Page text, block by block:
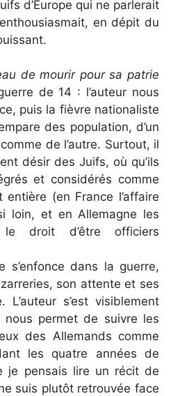
d’Europe qui ne parlerait
en dépit du
de mourir pour sa patrie
de 14 : l’auteur nous
puis la fièvre nationaliste
des population, d’un
de l’autre. Surtout, il
désir des Juifs, où qu’ils
et considérés comme
(en France l’affaire
loin, et en Allemagne les
droit d’être officiers
s’enfonce dans la guerre,
son attente et ses
L’auteur s’est visiblement
permet de suivre les
des Allemands comme
les quatre années de
je pensais lire un récit de
suis plutôt retrouvée face